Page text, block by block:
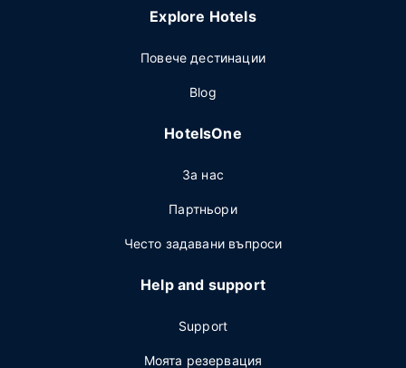
Explore Hotels
Повече дестинации
Blog
HotelsOne
За нас
Партньори
Често задавани въпроси
Help and support
Support
Моята резервация